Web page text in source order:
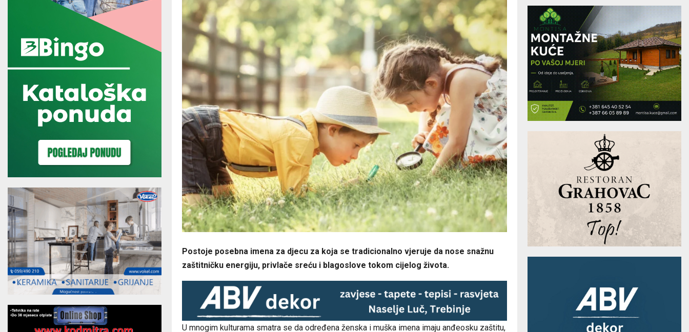
Postoje posebna imena za djecu za koja se tradicionalno vjeruje da nose snažnu
zaštitničku energiju, privlače sreću i blagoslove tokom cijelog života.
U mnogim kulturama smatra se da određena ženska i muška imena imaju anđeosku zaštitu,